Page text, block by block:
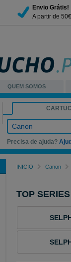
Envio Grátis!
A partir de
QUEM SOMOS
Canon
Precisa de ajuda?
INICIO Canon
TOP